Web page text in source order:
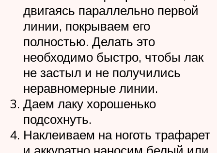
двигаясь параллельно первой
линии, покрываем его
полностью. Делать это
необходимо быстро, чтобы лак
не застыл и не получились
неравномерные линии.
Даем лаку хорошенько
подсохнуть.
Наклеиваем на ноготь трафарет